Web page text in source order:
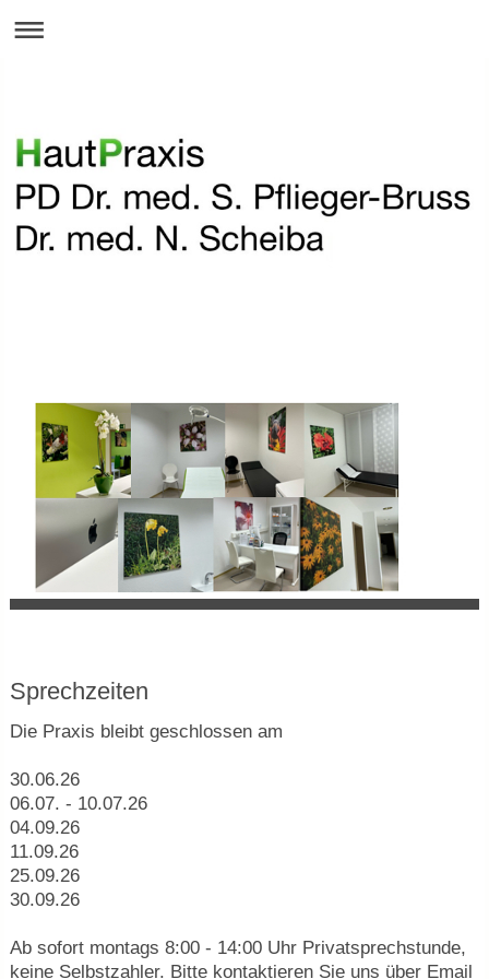
Sprechzeiten
Die Praxis bleibt geschlossen am
30.06.26
06.07. - 10.07.26
04.09.26
11.09.26
25.09.26
30.09.26
Ab sofort montags 8:00 - 14:00 Uhr Privatsprechstunde,
keine Selbstzahler. Bitte kontaktieren Sie uns über Email